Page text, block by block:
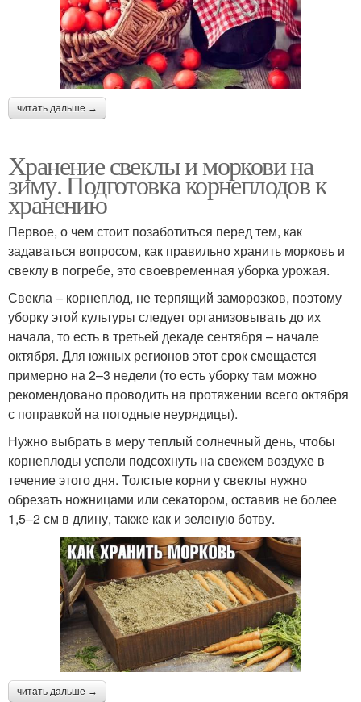
читать дальше →
Хранение свеклы и моркови на
зиму. Подготовка корнеплодов к
хранению
Первое, о чем стоит позаботиться перед тем, как
задаваться вопросом, как правильно хранить морковь и
свеклу в погребе, это своевременная уборка урожая.
Свекла – корнеплод, не терпящий заморозков, поэтому
уборку этой культуры следует организовывать до их
начала, то есть в третьей декаде сентября – начале
октября. Для южных регионов этот срок смещается
примерно на 2–3 недели (то есть уборку там можно
рекомендовано проводить на протяжении всего октября
с поправкой на погодные неурядицы).
Нужно выбрать в меру теплый солнечный день, чтобы
корнеплоды успели подсохнуть на свежем воздухе в
течение этого дня. Толстые корни у свеклы нужно
обрезать ножницами или секатором, оставив не более
1,5–2 см в длину, также как и зеленую ботву.
читать дальше →